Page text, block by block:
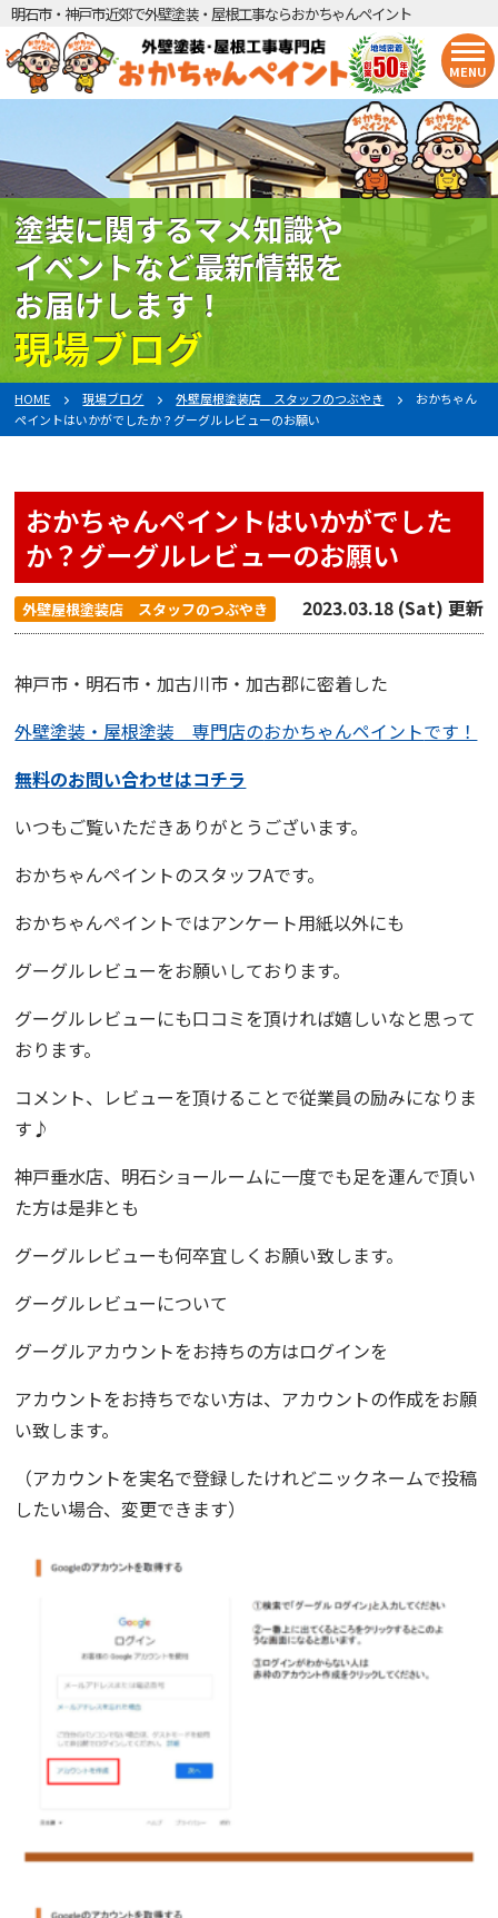
明石市・神戸市近郊で外壁塗装・屋根工事ならおかちゃんペイント
MENU
塗装に関するマメ知識や
イベントなど最新情報を
お届けします！
現場ブログ
HOME 現場ブログ 外壁屋根塗装店 スタッフのつぶやき
おかちゃん
ペイントはいかがでしたか？グーグルレビューのお願い
おかちゃんペイントはいかがでした
か？グーグルレビューのお願い
外壁屋根塗装店 スタッフのつぶやき 2023.03.18 (Sat) 更新
神戸市・明石市・加古川市・加古郡に密着した
外壁塗装・屋根塗装 専門店のおかちゃんペイントです！
無料のお問い合わせはコチラ
いつもご覧いただきありがとうございます。
おかちゃんペイントのスタッフAです。
おかちゃんペイントではアンケート用紙以外にも
グーグルレビューをお願いしております。
グーグルレビューにも口コミを頂ければ嬉しいなと思って
おります。
コメント、レビューを頂けることで従業員の励みになりま
す♪
神戸垂水店、 明石ショールームに一度でも足を運んで頂い
た方は是非とも
グーグルレビューも何卒宜しくお願い致します。
グーグルレビューについて
グーグルアカウントをお持ちの方はログインを
アカウントをお持ちでない方は、アカウントの作成をお願
い致します。
（アカウントを実名で登録したけれどニックネームで投稿
したい場合、変更できます）